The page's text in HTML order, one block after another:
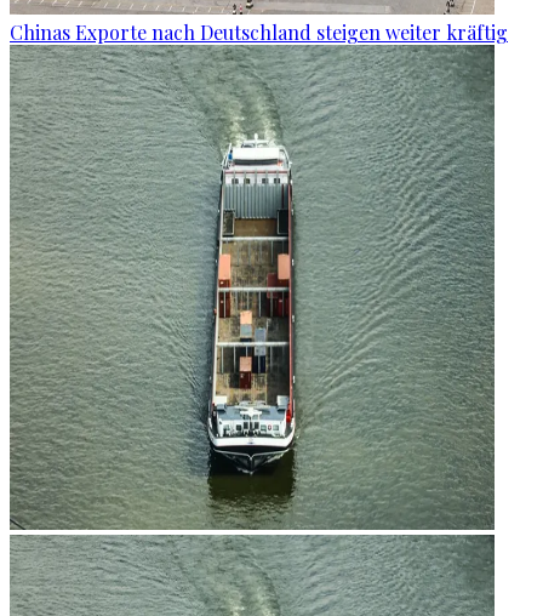
Chinas Exporte nach Deutschland steigen weiter kräftig